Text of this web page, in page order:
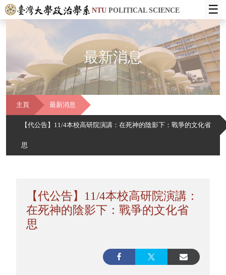
NTUPOLITICAL SCIENCE ☰
最新消息
主頁 最新消息
【代公告】11/4本校高研院演講：在死神的陰影下：戰爭的文化省
思
【代公告】11/4本校高研院演講：
在死神的陰影下：戰爭的文化省
思